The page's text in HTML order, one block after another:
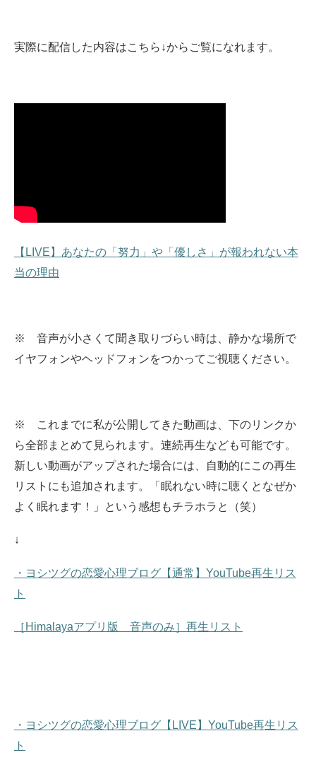
実際に配信した内容はこちら↓からご覧になれます。
【LIVE】あなたの「努力」や「優しさ」が報われない本
当の理由
※ 音声が小さくて聞き取りづらい時は、静かな場所で
イヤフォンやヘッドフォンをつかってご視聴ください。
※ これまでに私が公開してきた動画は、下のリンクか
ら全部まとめて見られます。 連続再生なども可能です。
新しい動画がアップされた場合には、自動的にこの再生
リストにも追加されます。
「眠れない時に聴くとなぜか
よく眠れます！」という感想もチラホラと（笑）
↓
・ヨシツグの恋愛心理ブログ【通常】YouTube再生リス
ト
［Himalayaアプリ版 音声のみ］再生リスト
・ヨシツグの恋愛心理ブログ【LIVE】YouTube再生リス
ト